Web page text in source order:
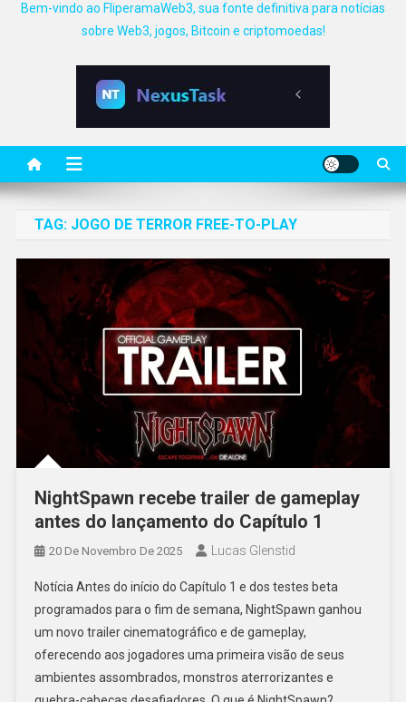
Bem-vindo ao FliperamaWeb3, sua fonte definitiva para notícias
sobre Web3, jogos, Bitcoin e criptomoedas!
TAG: JOGO DE TERROR FREE-TO-PLAY
NightSpawn recebe trailer de gameplay
antes do lançamento do Capítulo 1
20 De Novembro De 2025 Lucas Glenstid
Notícia Antes do início do Capítulo 1 e dos testes beta
programados para o fim de semana, NightSpawn ganhou
um novo trailer cinematográfico e de gameplay,
oferecendo aos jogadores uma primeira visão de seus
ambientes assombrados, monstros aterrorizantes e